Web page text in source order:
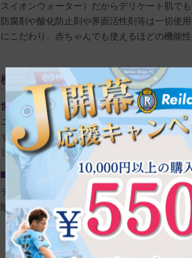
非公開
投稿日
2022/01/17
今まで匂いが気になっていたのですが使
スイオンウォーター）だからデリケート肌で
防腐剤や酸化防止剤や界面活性剤等は一切使
にこだわり、赤ちゃんでも使えるほどの機能
機能水「特殊還元性マイナスイオンウ
世界で注目される機能水を配合
ニオイと黒ずみのお悩みをもとからブロック
する「特殊還元性マイナスイオンウォーター
しい。そんな機能性と安心を兼ね備えた高機
【Point1】悪性の菌にアプローチ！ニオイ
デリケートゾーンには身体のバランスを整え
陰性菌が存在します。デリケットはニオイの